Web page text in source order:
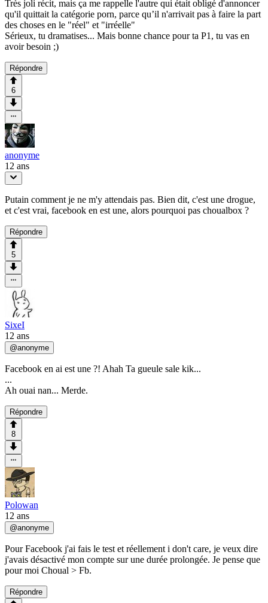
Très joli récit, mais ça me rappelle l'autre qui était obligé d'annoncer
qu'il quittait la catégorie porn, parce qu’il n'arrivait pas à faire la part
des choses en le "réel" et "irréelle"
Sérieux, tu dramatises... Mais bonne chance pour ta P1, tu vas en
avoir besoin ;)
Répondre
6
anonyme
12 ans
Putain comment je ne m'y attendais pas. Bien dit, c'est une drogue,
et c'est vrai, facebook en est une, alors pourquoi pas choualbox ?
Répondre
5
SixeI
12 ans
@anonyme
Facebook en ai est une ?! Ahah Ta gueule sale kik...
...
Ah ouai nan... Merde.
Répondre
8
Polowan
12 ans
@anonyme
Pour Facebook j'ai fais le test et réellement i don't care, je veux dire
j'avais désactivé mon compte sur une durée prolongée. Je pense que
pour moi Choual > Fb.
Répondre